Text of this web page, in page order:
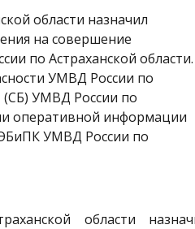
области назначил
на совершение
по Астраханской области.
УМВД России по
УМВД России по
оперативной информации
УМВД России по
области